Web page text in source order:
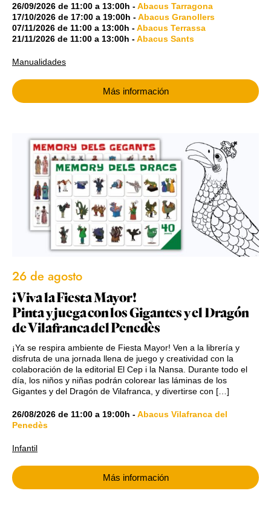
26/09/2026 de 11:00 a 13:00h -Abacus Tarragona
17/10/2026 de 17:00 a 19:00h -Abacus Granollers
07/11/2026 de 11:00 a 13:00h -Abacus Terrassa
21/11/2026 de 11:00 a 13:00h -Abacus Sants
Manualidades
Más información
26 de agosto
¡Viva la Fiesta Mayor!
Pinta y juega con los Gigantes y el Dragón
de Vilafranca del Penedès
¡Ya se respira ambiente de Fiesta Mayor! Ven a la librería y
disfruta de una jornada llena de juego y creatividad con la
colaboración de la editorial El Cep i la Nansa. Durante todo el
día, los niños y niñas podrán colorear las láminas de los
Gigantes y del Dragón de Vilafranca, y divertirse con […]
26/08/2026 de 11:00 a 19:00h -Abacus Vilafranca del
Penedès
Infantil
Más información